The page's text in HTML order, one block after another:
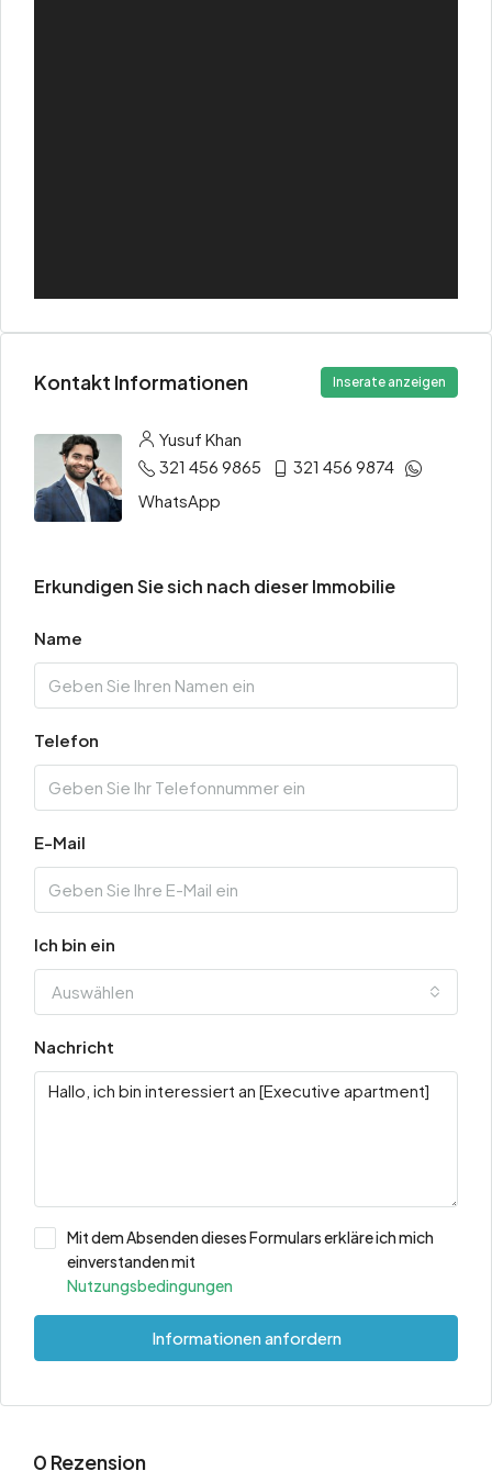
Kontakt Informationen Inserate anzeigen
Yusuf Khan
321 456 9865
321 456 9874
WhatsApp
Erkundigen Sie sich nach dieser Immobilie
Name
Telefon
E-Mail
Ich bin ein
Auswählen
Nachricht
Mit dem Absenden dieses Formulars erkläre ich mich
einverstanden mit
Nutzungsbedingungen
Informationen anfordern
0 Rezension